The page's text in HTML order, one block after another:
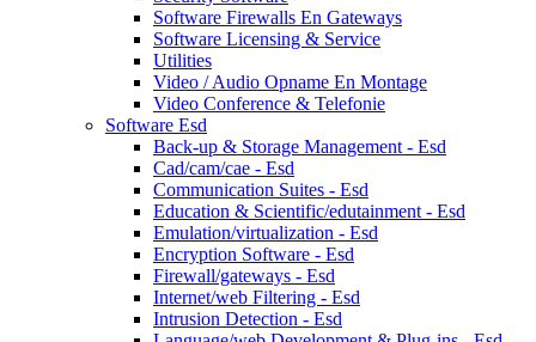
Software Firewalls En Gateways
Software Licensing & Service
Utilities
Video / Audio Opname En Montage
Video Conference & Telefonie
Software Esd
Back-up & Storage Management - Esd
Cad/cam/cae - Esd
Communication Suites - Esd
Education & Scientific/edutainment - Esd
Emulation/virtualization - Esd
Encryption Software - Esd
Firewall/gateways - Esd
Internet/web Filtering - Esd
Intrusion Detection - Esd